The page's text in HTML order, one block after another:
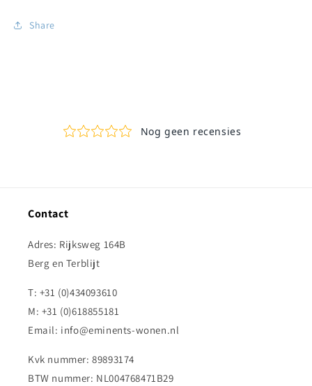
Share
Contact
Adres: Rijksweg 164B
Berg en Terblijt
T: +31 (0)434093610
M: +31 (0)618855181
Email: info@eminents-wonen.nl
Kvk nummer: 89893174
BTW nummer: NL004768471B29